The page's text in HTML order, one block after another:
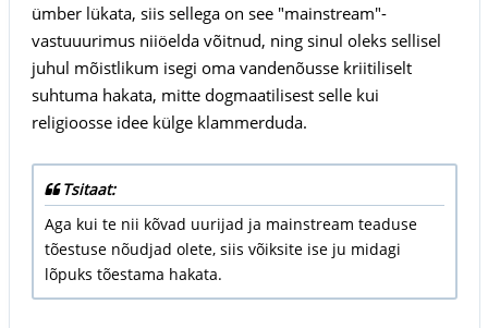
ümber lükata, siis sellega on see "mainstream"-
vastuuurimus niiöelda võitnud, ning sinul oleks sellisel
juhul mõistlikum isegi oma vandenõusse kriitiliselt
suhtuma hakata, mitte dogmaatilisest selle kui
religioosse idee külge klammerduda.
Tsitaat:
Aga kui te nii kõvad uurijad ja mainstream teaduse
tõestuse nõudjad olete, siis võiksite ise ju midagi
lõpuks tõestama hakata.